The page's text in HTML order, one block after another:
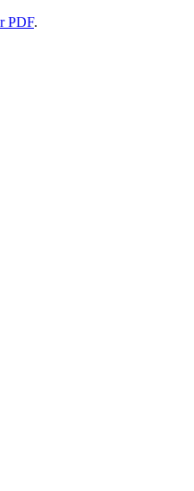
PDF.